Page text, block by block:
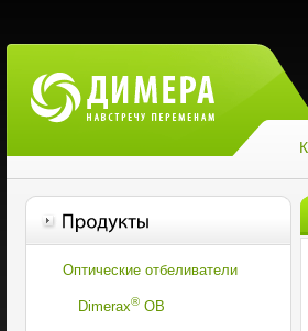
Оптические отбеливатели
Dimerax®OB